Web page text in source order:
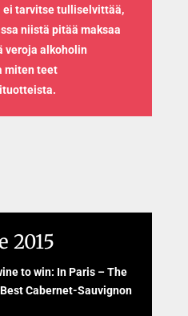
tarvitse tulliselvittää,
niistä pitää maksaa
veroja alkoholin
miten teet
2015
to win: In Paris – The
Cabernet-Sauvignon